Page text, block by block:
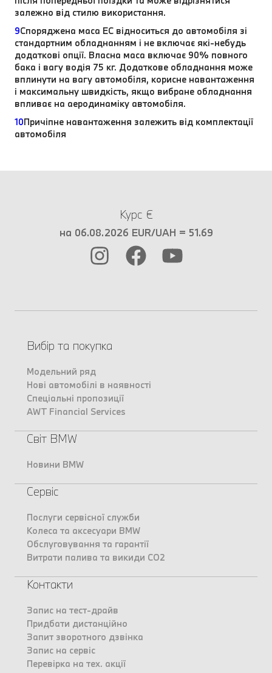
залежно від стилю використання.
9Споряджена маса EC відноситься до автомобіля зі
стандартним обладнанням і не включає які-небудь
додаткові опції. Власна маса включає 90% повного
бака і вагу водія 75 кг. Додаткове обладнання може
вплинути на вагу автомобіля, корисне навантаження
і максимальну швидкість, якщо вибране обладнання
впливає на аеродинаміку автомобіля.
10Причіпне навантаження залежить від комплектації
автомобіля
Курс €
на 06.08.2026 EUR/UAH = 51.69
Вибір та покупка
Модельний ряд
Нові автомобілі в наявності
Спеціальні пропозиції
AWT Financial Services
Світ BMW
Новини BMW
Сервіс
Послуги сервісної служби
Колеса та аксесуари BMW
Обслуговування та гарантії
Витрати палива та викиди CO2
Контакти
Запис на тест-драйв
Придбати дистанційно
Запит зворотного дзвінка
Запис на сервіс
Перевірка на тех. акції